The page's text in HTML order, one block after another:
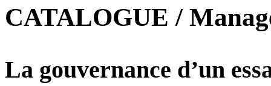
CATALOGUE /
La gouvernance d’un